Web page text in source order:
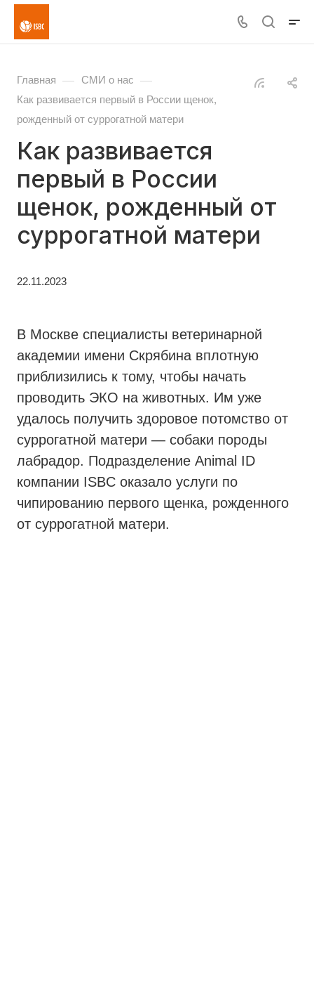
Главная — СМИ о нас —
Как развивается первый в России щенок,
рожденный от суррогатной матери
Как развивается
первый в России
щенок, рожденный от
суррогатной матери
22.11.2023
В Москве специалисты ветеринарной
академии имени Скрябина вплотную
приблизились к тому, чтобы начать
проводить ЭКО на животных. Им уже
удалось получить здоровое потомство от
суррогатной матери — собаки породы
лабрадор. Подразделение Animal ID
компании ISBC оказало услуги по
чипированию первого щенка, рожденного
от суррогатной матери.